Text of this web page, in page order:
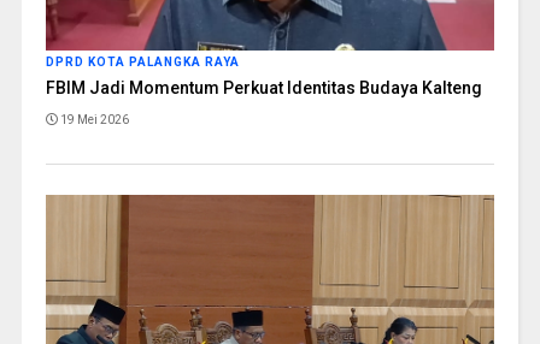
DPRD KOTA PALANGKA RAYA
FBIM Jadi Momentum Perkuat Identitas Budaya Kalteng
19 Mei 2026